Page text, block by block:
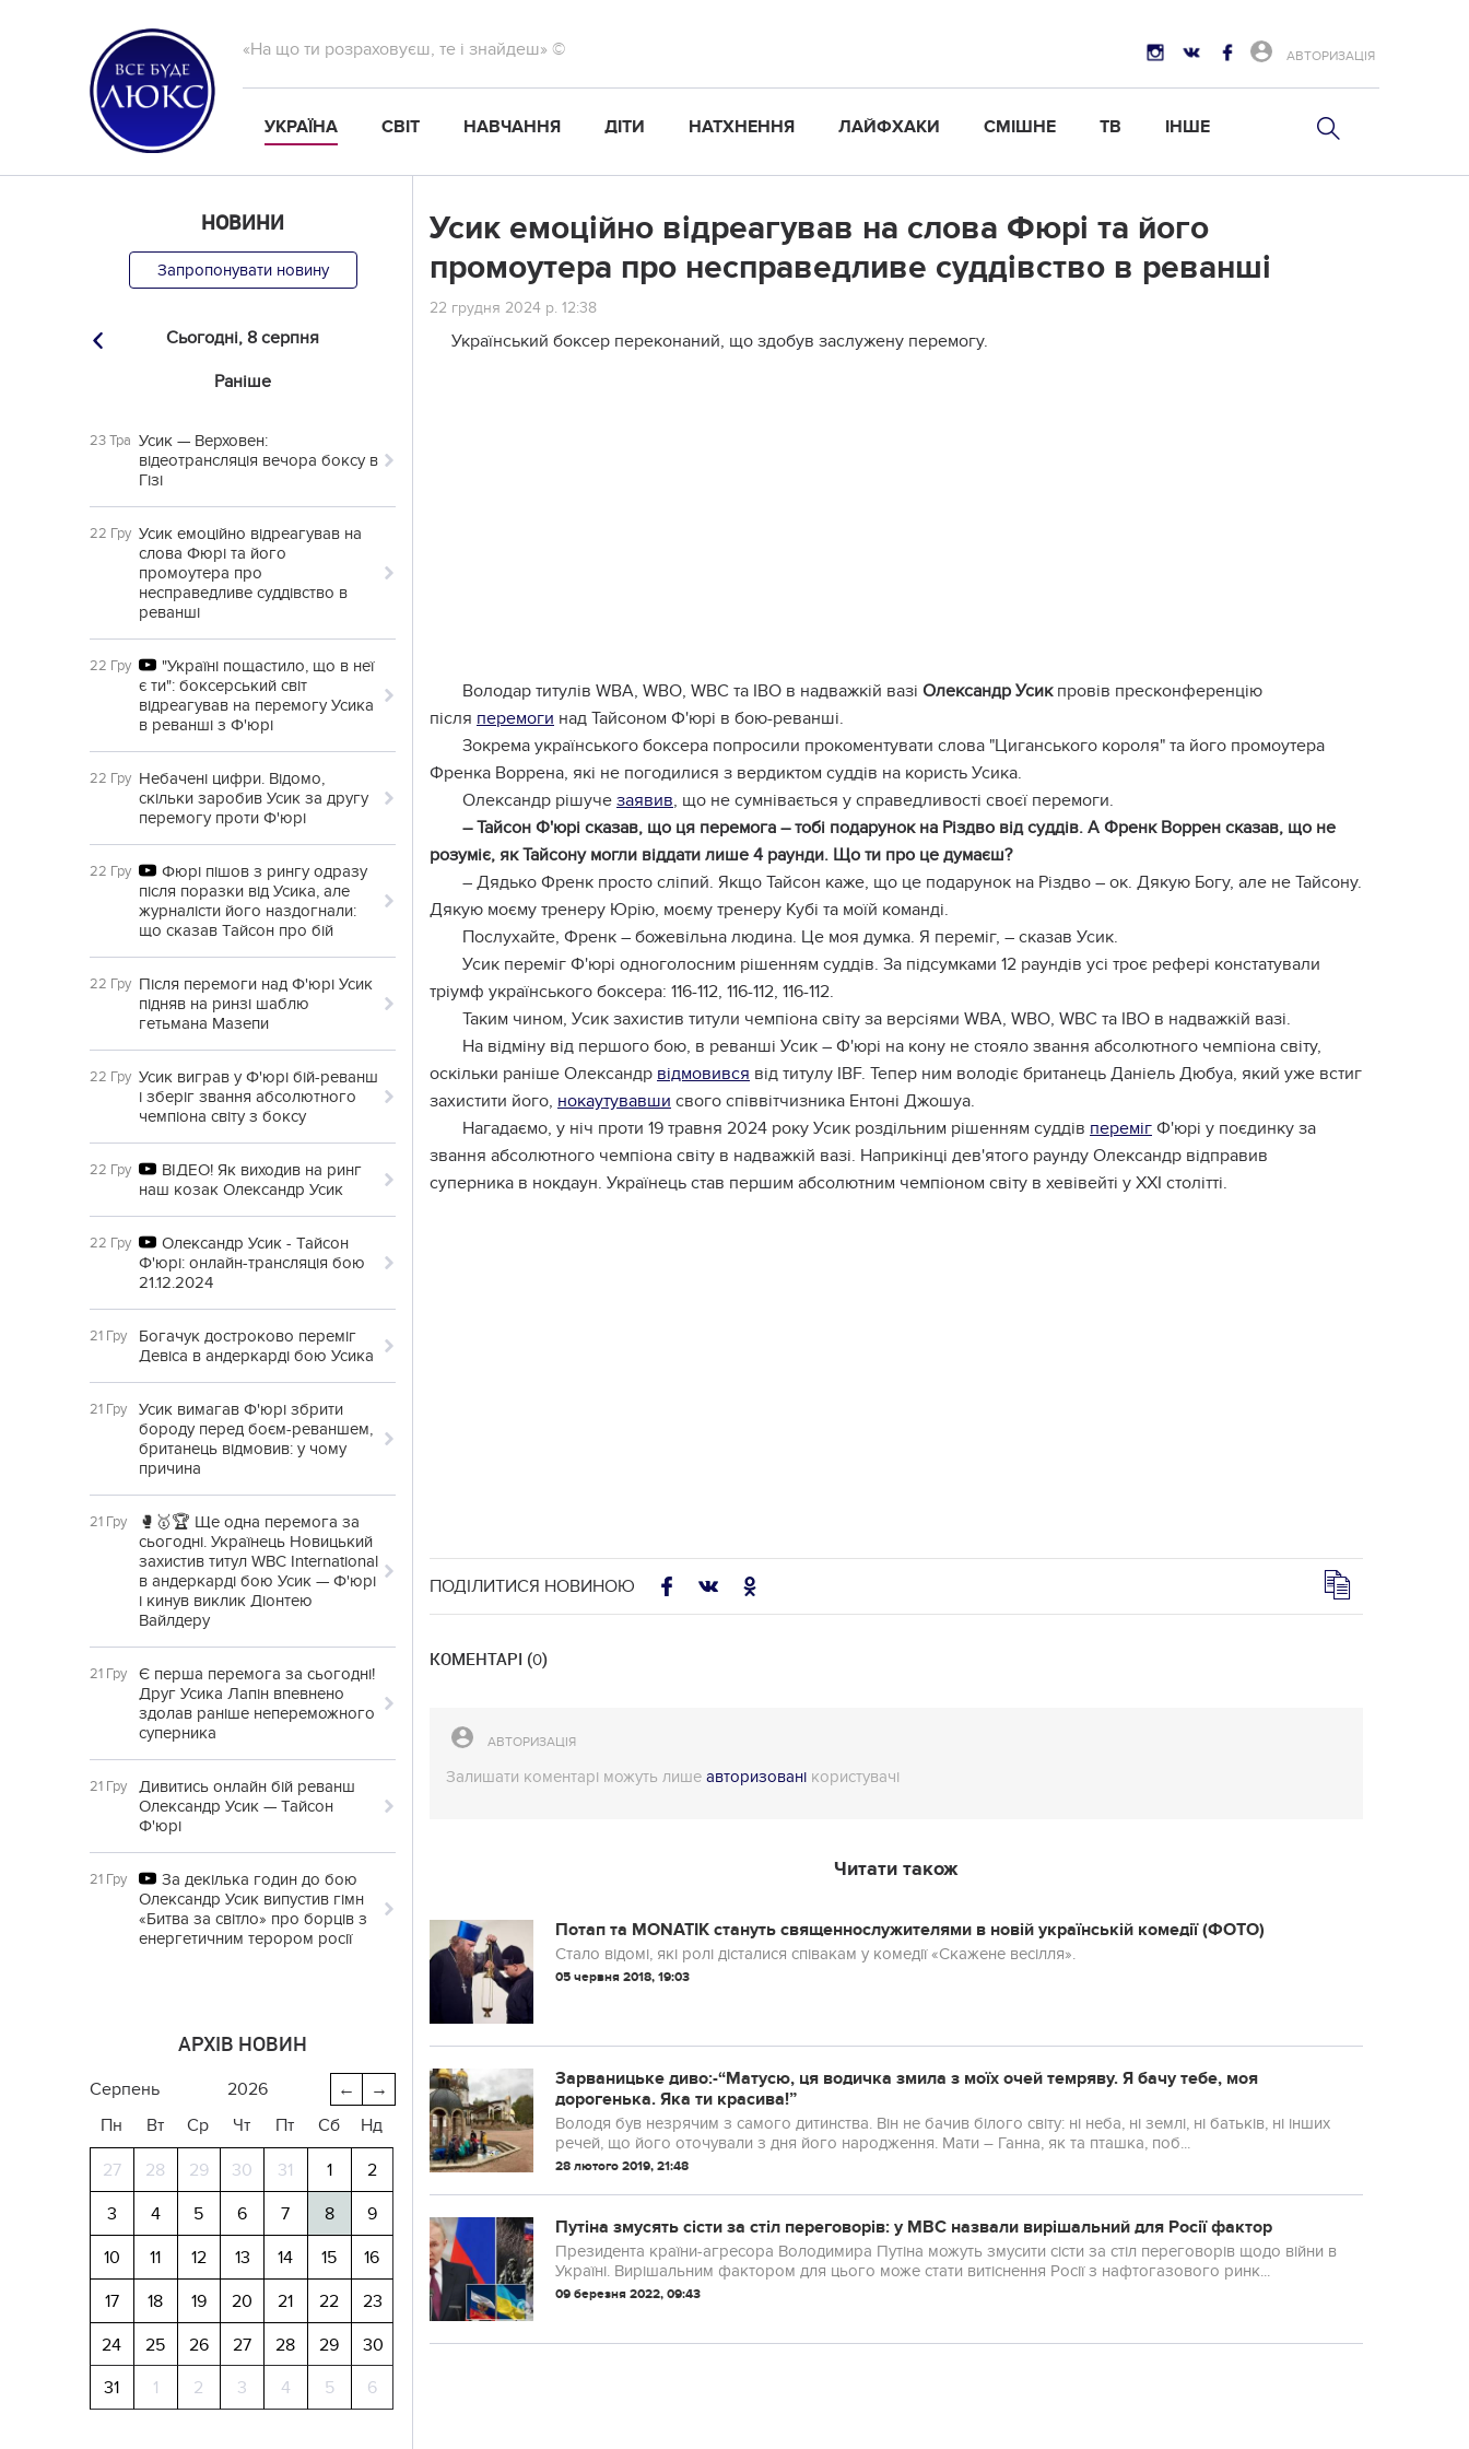
«На що ти розраховуєш, те і знайдеш» © АВТОРИЗАЦІЯ
УКРАЇНА СВІТ НАВЧАННЯ ДІТИ НАТХНЕННЯ ЛАЙФХАКИ СМІШНЕ ТВ ІНШЕ
НОВИНИ
Запропонувати новину
Сьогодні, 8 серпня
Раніше
23 Тра Усик — Верховен:
відеотрансляція вечора боксу в
Гізі
22 Гру Усик емоційно відреагував на
слова Фюрі та його
промоутера про
несправедливе суддівство в
реванші
22 Гру
"Україні пощастило, що в неї
є ти": боксерський світ
відреагував на перемогу Усика
в реванші з Ф'юрі
22 Гру Небачені цифри. Відомо,
скільки заробив Усик за другу
перемогу проти Ф'юрі
22 Гру
Фюрі пішов з рингу одразу
після поразки від Усика, але
журналісти його наздогнали:
що сказав Тайсон про бій
22 Гру Після перемоги над Ф'юрі Усик
підняв на ринзі шаблю
гетьмана Мазепи
22 Гру Усик виграв у Ф'юрі бій-реванш
і зберіг звання абсолютного
чемпіона світу з боксу
22 Гру
ВІДЕО! Як виходив на ринг
наш козак Олександр Усик
22 Гру
Олександр Усик - Тайсон
Ф'юрі: онлайн-трансляція бою
21.12.2024
21 Гру
Богачук достроково переміг
Девіса в андеркарді бою Усика
21 Гру
Усик вимагав Ф'юрі збрити
бороду перед боєм-реваншем,
британець відмовив: у чому
причина
21 Гру
🥊🥇🏆 Ще одна перемога за
сьогодні. Українець Новицький
захистив титул WBC International
в андеркарді бою Усик — Ф'юрі
і кинув виклик Діонтею
Вайлдеру
21 Гру
Є перша перемога за сьогодні!
Друг Усика Лапін впевнено
здолав раніше непереможного
суперника
21 Гру
Дивитись онлайн бій реванш
Олександр Усик — Тайсон
Ф'юрі
21 Гру
За декілька годин до бою
Олександр Усик випустив гімн
«Битва за світло» про борців з
енергетичним терором росії
АРХІВ НОВИН
→
←
серпень
2026
Пн
Вт Ср Чт Пт Сб Нд
27 28 29 30 31 1
2
3
4 5 6 7 8
9
10
11 12 13 14 15
16
17
18 19 20 21 22
23
24
25 26 27 28 29
30
31
1 2 3 4 5 6
Усик емоційно відреагував на слова Фюрі та його
промоутера про несправедливе суддівство в реванші
22 грудня 2024 р. 12:38
Український боксер переконаний, що здобув заслужену перемогу.
Володар титулів WBA, WBO, WBC та IBO в надважкій вазі Олександр Усикпровів пресконференцію
після перемоги над Тайсоном Ф'юрі в бою-реванші.
Зокрема українського боксера попросили прокоментувати слова "Циганського короля" та його промоутера
Френка Воррена, які не погодилися з вердиктом суддів на користь Усика.
Олександр рішуче заявив, що не сумнівається у справедливості своєї перемоги.
– Тайсон Ф'юрі сказав, що ця перемога – тобі подарунок на Різдво від суддів. А Френк Воррен сказав, що не
розуміє, як Тайсону могли віддати лише 4 раунди. Що ти про це думаєш?
– Дядько Френк просто сліпий. Якщо Тайсон каже, що це подарунок на Різдво – ок. Дякую Богу, але не Тайсону.
Дякую моєму тренеру Юрію, моєму тренеру Кубі та моїй команді.
Послухайте, Френк – божевільна людина. Це моя думка. Я переміг, – сказав Усик.
Усик переміг Ф'юрі одноголосним рішенням суддів. За підсумками 12 раундів усі троє рефері констатували
тріумф українського боксера: 116-112, 116-112, 116-112.
Таким чином, Усик захистив титули чемпіона світу за версіями WBA, WBO, WBC та IBO в надважкій вазі.
На відміну від першого бою, в реванші Усик – Ф'юрі на кону не стояло звання абсолютного чемпіона світу,
оскільки раніше Олександр відмовився від титулу IBF. Тепер ним володіє британець Даніель Дюбуа, який уже встиг
захистити його, нокаутувавши свого співвітчизника Ентоні Джошуа.
Нагадаємо, у ніч проти 19 травня 2024 року Усик роздільним рішенням суддів переміг Ф'юрі у поєдинку за
звання абсолютного чемпіона світу в надважкій вазі. Наприкінці дев'ятого раунду Олександр відправив
суперника в нокдаун. Українець став першим абсолютним чемпіоном світу в хевівейті у XXI столітті.
ПОДІЛИТИСЯ НОВИНОЮ
КОМЕНТАРІ (0)
АВТОРИЗАЦІЯ
Залишати коментарі можуть лише авторизовані користувачі
Читати також
Потап та MONATIK стануть священнослужителями в новій українській комедії (ФОТО)
Стало відомі, які ролі дісталися співакам у комедії «Скажене весілля».
05 червня 2018, 19:03
Зарваницьке диво:-“Матусю, ця водичка змила з моїх очей тeмряву. Я бачу тебе, моя
дорогенька. Яка ти красива!”
Володя був незрячим з самого дитинства. Він не бачив білого світу: ні неба, ні землі, ні батьків, ні інших
речей, що його оточували з дня його народження. Мати – Ганна, як та пташка, поб...
28 лютого 2019, 21:48
Путіна змусять сісти за стіл переговорів: у МВС назвали вирішальний для Росії фактор
Президента країни-агресора Володимира Путіна можуть змусити сісти за стіл переговорів щодо війни в
Україні. Вирішальним фактором для цього може стати витіснення Росії з нафтогазового ринк...
09 березня 2022, 09:43